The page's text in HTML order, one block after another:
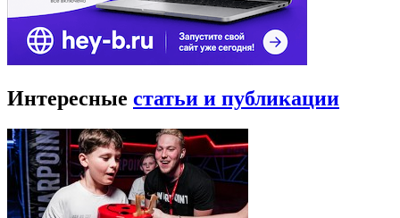
Интересные статьи и публикации